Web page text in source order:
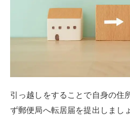
引っ越しをすることで自身の住
ず郵便局へ転居届を提出しまし